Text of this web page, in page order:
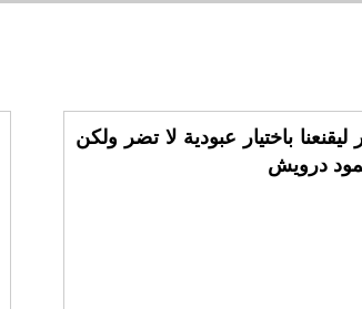
باختيار عبودية لا تضر ولكن
درويش